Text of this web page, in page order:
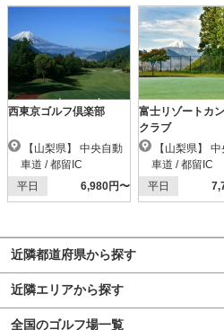
西東京ゴルフ倶楽部
車道 / 都留IC
平日
6,980円〜
富士リゾートカ
クラブ
車道 / 都留IC
平日
近隣都道府県から探す
近隣エリアから探す
全国のゴルフ場一覧